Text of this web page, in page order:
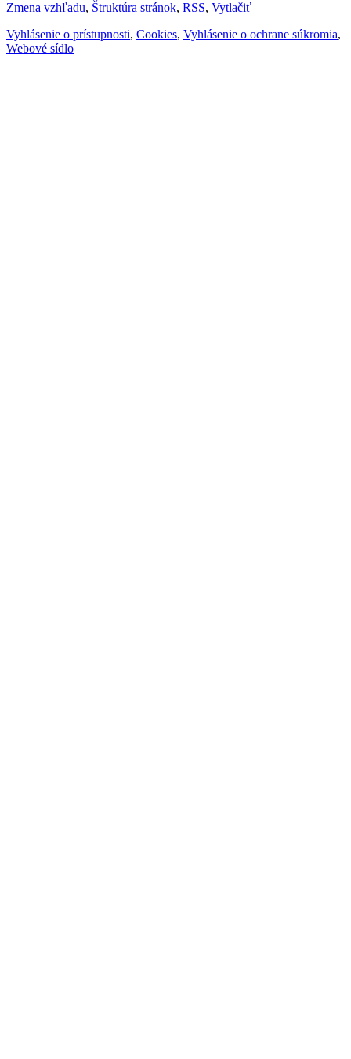
Zmena vzhľadu, Štruktúra stránok, RSS, Vytlačiť
Vyhlásenie o prístupnosti, Cookies, Vyhlásenie o ochrane súkromia,
Webové sídlo